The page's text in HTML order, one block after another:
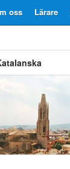
Lärare
oss